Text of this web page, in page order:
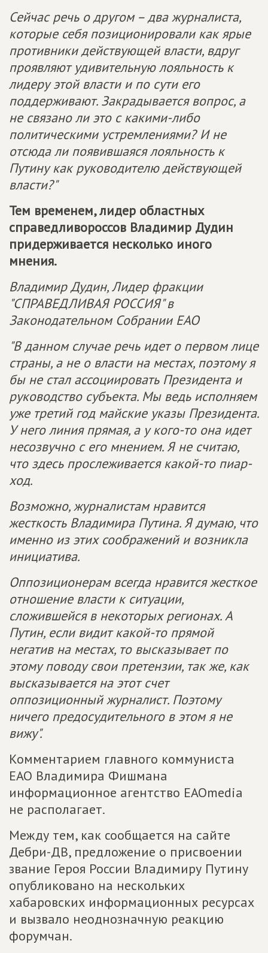
Сейчас речь о другом – два журналиста,
которые себя позиционировали как ярые
противники действующей власти, вдруг
проявляют удивительную лояльность к
лидеру этой власти и по сути его
поддерживают. Закрадывается вопрос, а
не связано ли это с какими-либо
политическими устремлениями? И не
отсюда ли появившаяся лояльность к
Путину как руководителю действующей
власти?"
Тем временем, лидер областных
справедливороссов Владимир Дудин
придерживается несколько иного
мнения.
Владимир Дудин, Лидер фракции
"СПРАВЕДЛИВАЯ РОССИЯ" в
Законодательном Собрании ЕАО
"В данном случае речь идет о первом лице
страны, а не о власти на местах, поэтому я
бы не стал ассоциировать Президента и
руководство субъекта. Мы ведь исполняем
уже третий год майские указы Президента.
У него линия прямая, а у кого-то она идет
несозвучно с его мнением. Я не считаю,
что здесь прослеживается какой-то пиар-
ход.
Возможно, журналистам нравится
жесткость Владимира Путина. Я думаю, что
именно из этих соображений и возникла
инициатива.
Оппозиционерам всегда нравится жесткое
отношение власти к ситуации,
сложившейся в некоторых регионах. А
Путин, если видит какой-то прямой
негатив на местах, то высказывает по
этому поводу свои претензии, так же, как
высказывается на этот счет
оппозиционный журналист. Поэтому
ничего предосудительного в этом я не
вижу".
Комментарием главного коммуниста
ЕАО Владимира Фишмана
информационное агентство ЕАОmedia
не располагает.
Между тем, как сообщается на сайте
Дебри-ДВ, предложение о присвоении
звание Героя России Владимиру Путину
опубликовано на нескольких
хабаровских информационных ресурсах
и вызвало неоднозначную реакцию
форумчан.